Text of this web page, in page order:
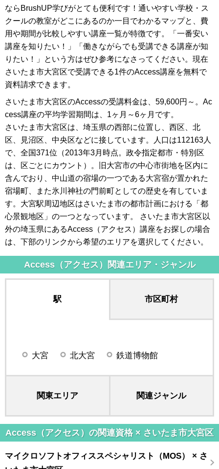
ならBrushUP学びがとても便利です！通いやすい学校・ス
クールの教室がどこにあるのか一目でわかるマップと、費
用や期間が比較しやすい講座一覧が特徴です。「一番安い
講座を知りたい！」「働きながらでも受講できる講座が知
りたい！」という方はぜひ参考になさってください。現在
さいたま市大宮区で受講できる1件のAccess講座を無料で
資料請求できます。
さいたま市大宮区のAccessの受講料金は、59,600円～。Ac
cess講座の平均学習期間は、1ヶ月～6ヶ月です。
さいたま市大宮区は、埼玉県の西部に位置し、西区、北
区、見沼区、中央区などに接しています。人口は112163人
で、全国371位（2013年3月時点。政令指定都市・特別区
は、区ごとにカウント）。旧大宮市の中心市街地を区内に
含んでおり、中山道の宿場の一つである大宮宿が置かれた
宿場町、また氷川神社の門前町としての歴史を有していま
す。大宮駅周辺地区はさいたま市の都市計画における「都
心景観地区」の一つとなっています。 さいたま市大宮区以
外の埼玉県にあるAccess（アクセス）講座をお探しの場合
は、下部のリンクから希望のエリアを選択してください。
Access（アクセス）関連エリア・ジャンル
駅
大宮 北大宮 鉄道博物館
市区町村
関東エリア 関連ジャンル
Access（アクセス）の関連資格 × さいたま市大宮区
マイクロソフトオフィススペシャリスト（MOS） × さ